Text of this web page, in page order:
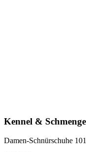
Kennel &
Damen-Schnürschuhe